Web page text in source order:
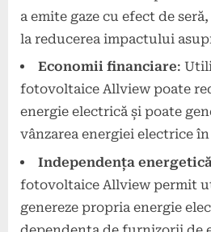
a emite gaze cu efect de
la reducerea impactului
Economii financiare:
fotovoltaice Allview poate
energie electrică și poate
vânzarea energiei electrice în
Independența energetică
fotovoltaice Allview permit
genereze propria energie